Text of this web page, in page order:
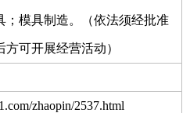
；模具制造。（依法须经批准
可开展经营活动）
zhaopin/2537.html